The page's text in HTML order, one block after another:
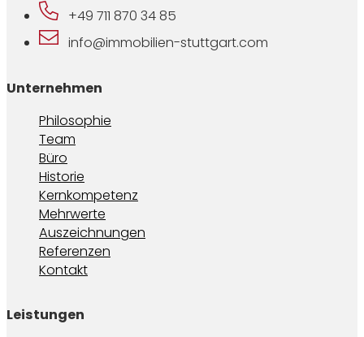
+49 711 870 34 85
info@immobilien-stuttgart.com
Unternehmen
Philosophie
Team
Büro
Historie
Kernkompetenz
Mehrwerte
Auszeichnungen
Referenzen
Kontakt
Leistungen